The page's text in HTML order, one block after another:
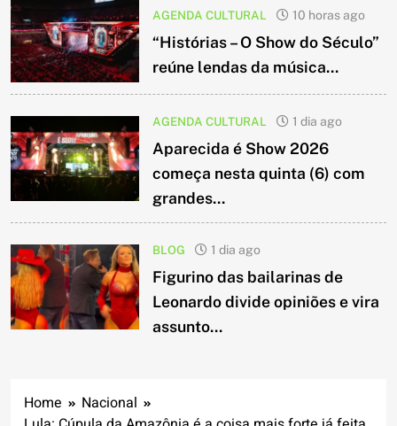
AGENDA CULTURAL 10 horas ago
“Histórias – O Show do Século”
reúne lendas da música...
AGENDA CULTURAL 1 dia ago
Aparecida é Show 2026
começa nesta quinta (6) com
grandes...
BLOG 1 dia ago
Figurino das bailarinas de
Leonardo divide opiniões e vira
assunto...
Home
Nacional